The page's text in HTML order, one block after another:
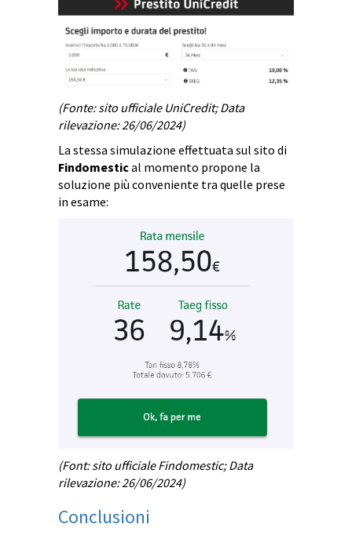
(Fonte: sito ufficiale UniCredit; Data
rilevazione: 26/06/2024)
La stessa simulazione effettuata sul sito di
Findomestical momento propone la
soluzione più conveniente tra quelle prese
in esame:
(Font: sito ufficiale Findomestic; Data
rilevazione: 26/06/2024)
Conclusioni